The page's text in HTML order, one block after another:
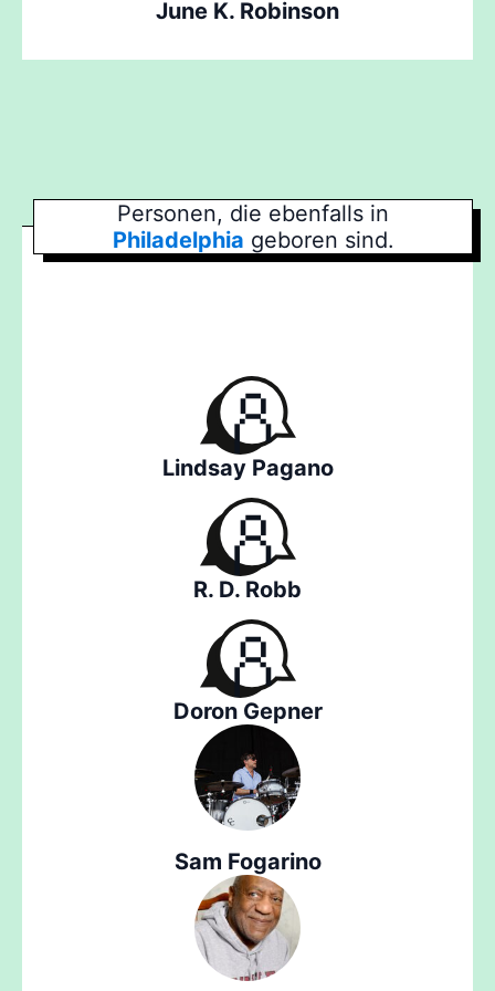
June K. Robinson
Personen, die ebenfalls in
Philadelphia geboren sind.
Lindsay Pagano
R. D. Robb
Doron Gepner
Sam Fogarino